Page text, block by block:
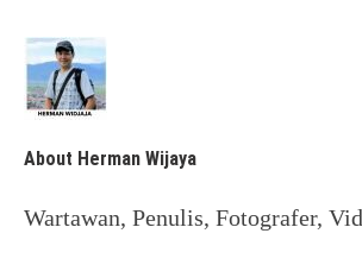
About Herman Wijaya
Wartawan, Penulis, Fotografer,